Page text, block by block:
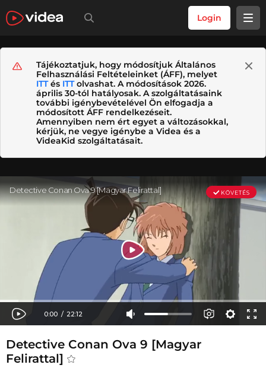
Login
Tájékoztatjuk, hogy módosítjuk Általános
Felhasználási Feltételeinket (ÁFF), melyet
ITTés ITTolvashat. A módosítások 2026.
április 30-tól hatályosak. A szolgáltatásaink
további igénybevételével Ön elfogadja a
módosított ÁFF rendelkezéseit.
Amennyiben nem ért egyet a változásokkal,
kérjük, ne vegye igénybe a Videa és a
VideaKid szolgáltatásait.
Detective Conan Ova 9 [Magyar
Felirattal]